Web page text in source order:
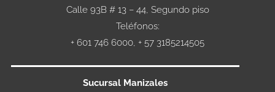
Calle 93B # 13 – 44, Segundo piso
Teléfonos:
+ 601 746 6000, + 57 3185214505
Sucursal Manizales